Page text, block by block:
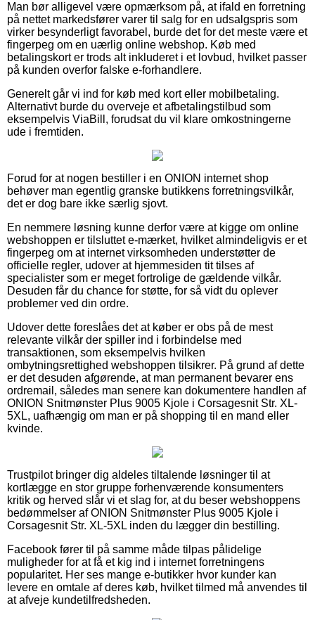
Man bør alligevel være opmærksom på, at ifald en forretning
på nettet markedsfører varer til salg for en udsalgspris som
virker besynderligt favorabel, burde det for det meste være et
fingerpeg om en uærlig online webshop. Køb med
betalingskort er trods alt inkluderet i et lovbud, hvilket passer
på kunden overfor falske e-forhandlere.
Generelt går vi ind for køb med kort eller mobilbetaling.
Alternativt burde du overveje et afbetalingstilbud som
eksempelvis ViaBill, forudsat du vil klare omkostningerne
ude i fremtiden.
Forud for at nogen bestiller i en ONION internet shop
behøver man egentlig granske butikkens forretningsvilkår,
det er dog bare ikke særlig sjovt.
En nemmere løsning kunne derfor være at kigge om online
webshoppen er tilsluttet e-mærket, hvilket almindeligvis er et
fingerpeg om at internet virksomheden understøtter de
officielle regler, udover at hjemmesiden tit tilses af
specialister som er meget fortrolige de gældende vilkår.
Desuden får du chance for støtte, for så vidt du oplever
problemer ved din ordre.
Udover dette foreslåes det at køber er obs på de mest
relevante vilkår der spiller ind i forbindelse med
transaktionen, som eksempelvis hvilken
ombytningsrettighed webshoppen tilsikrer. På grund af dette
er det desuden afgørende, at man permanent bevarer ens
ordremail, således man senere kan dokumentere handlen af
ONION Snitmønster Plus 9005 Kjole i Corsagesnit Str. XL-
5XL, uafhængig om man er på shopping til en mand eller
kvinde.
Trustpilot bringer dig aldeles tiltalende løsninger til at
kortlægge en stor gruppe forhenværende konsumenters
kritik og herved slår vi et slag for, at du beser webshoppens
bedømmelser af ONION Snitmønster Plus 9005 Kjole i
Corsagesnit Str. XL-5XL inden du lægger din bestilling.
Facebook fører til på samme måde tilpas pålidelige
muligheder for at få et kig ind i internet forretningens
popularitet. Her ses mange e-butikker hvor kunder kan
levere en omtale af deres køb, hvilket tilmed må anvendes til
at afveje kundetilfredsheden.